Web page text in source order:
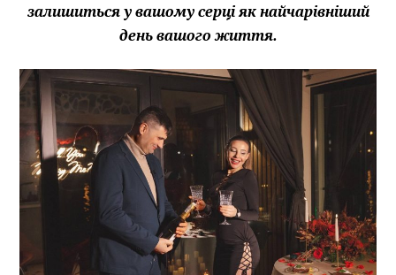
залишиться у вашому серці як найчарівніший
день вашого життя.